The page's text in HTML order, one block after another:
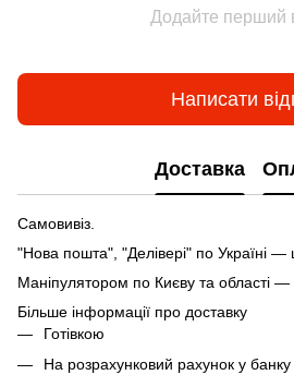
Додайте перший
Написати
Доставка
Самовивіз.
"Нова пошта", "Делівері" по Україні —
Маніпулятором по Києву та області —
Більше інформації про доставку
Готівкою
На розрахунковий рахунок у банку